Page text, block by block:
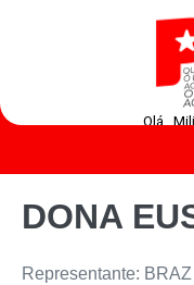
Olá ,
DONA
Representante: